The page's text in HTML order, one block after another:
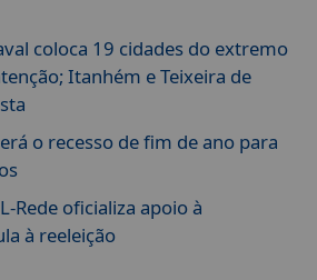
coloca 19 cidades do extremo
Itanhém e Teixeira de
o recesso de fim de ano para
Rede oficializa apoio à
à reeleição